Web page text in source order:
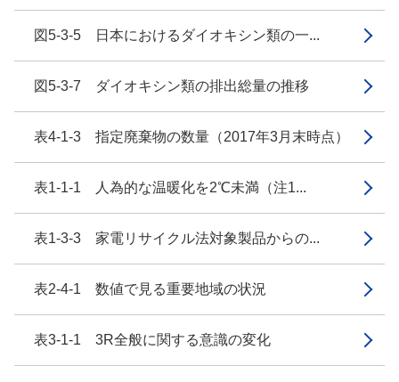
図5-3-5 日本におけるダイオキシン類の一...
図5-3-7 ダイオキシン類の排出総量の推移
表4-1-3 指定廃棄物の数量（2017年3月末時点）
表1-1-1 人為的な温暖化を2℃未満（注1...
表1-3-3 家電リサイクル法対象製品からの...
表2-4-1 数値で見る重要地域の状況
表3-1-1 3R全般に関する意識の変化